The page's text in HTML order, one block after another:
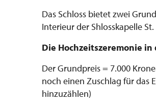
Das Schloss bietet zwei
Interieur der Shlosskapelle St.
Die Hochzeitszeremonie
Der Grundpreis = 7.000
noch einen Zuschlag für das
hinzuzählen)